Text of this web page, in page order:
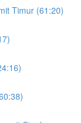
Timur (61:20)